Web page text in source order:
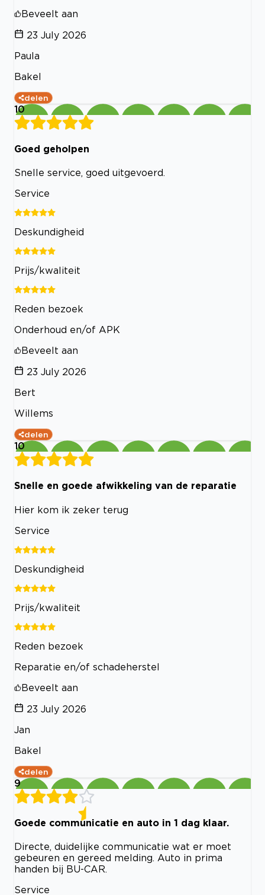
Beveelt aan
23 July 2026
Paula
Bakel
delen
10
Goed geholpen
Snelle service, goed uitgevoerd.
Service
Deskundigheid
Prijs/kwaliteit
Reden bezoek
Onderhoud en/of APK
Beveelt aan
23 July 2026
Bert
Willems
delen
10
Snelle en goede afwikkeling van de reparatie
Hier kom ik zeker terug
Service
Deskundigheid
Prijs/kwaliteit
Reden bezoek
Reparatie en/of schadeherstel
Beveelt aan
23 July 2026
Jan
Bakel
delen
9
Goede communicatie en auto in 1 dag klaar.
Directe, duidelijke communicatie wat er moet
gebeuren en gereed melding. Auto in prima
handen bij BU-CAR.
Service